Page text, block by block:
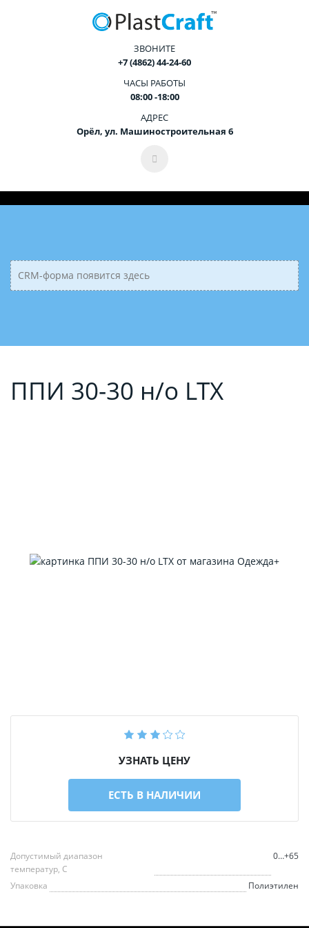
ЗВОНИТЕ
+7 (4862) 44-24-60
ЧАСЫ РАБОТЫ
08:00 -18:00
АДРЕС
Орёл, ул. Машиностроительная 6
CRM-форма появится здесь
ППИ 30-30 н/о LTX
УЗНАТЬ ЦЕНУ
ЕСТЬ В НАЛИЧИИ
Допустимый диапазон
температур, С
0…+65
Упаковка Полиэтилен